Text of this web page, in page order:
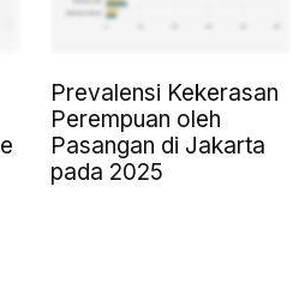
Prevalensi Kekerasan
Perempuan oleh
Pasangan di Jakarta
pada 2025